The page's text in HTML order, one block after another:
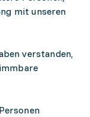
mit unseren
verstanden,